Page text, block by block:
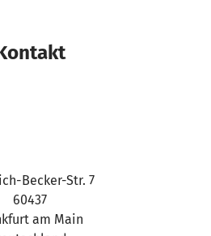
Becker-Str. 7
60437
am Main